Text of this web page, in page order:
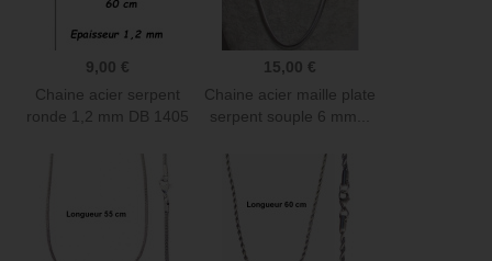
9,00 €
Chaine acier serpent
ronde 1,2 mm DB 1405
15,00 €
Chaine acier maille plate
serpent souple 6 mm...